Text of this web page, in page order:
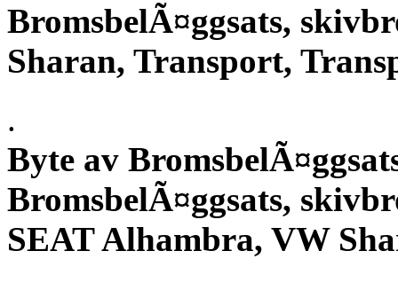
BromsbelÃ¤ggsats,
Sharan, Transport,
.
Byte av
BromsbelÃ¤ggsats,
SEAT Alhambra, VW